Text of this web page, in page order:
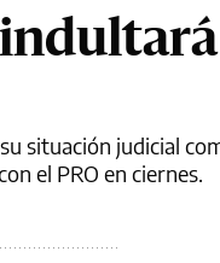
situación judicial
el PRO en ciernes.